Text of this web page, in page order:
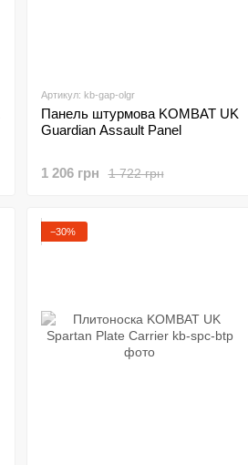
Артикул: kb-gap-olgr
Панель штурмова KOMBAT UK
Guardian Assault Panel
1 722 грн
1 206 грн
−30%